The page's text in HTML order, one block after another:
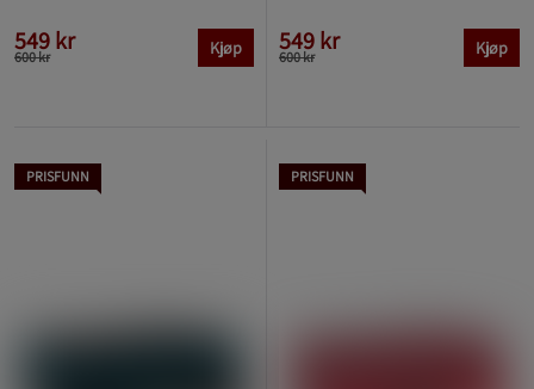
549 kr
600 kr Kjøp 549 kr
600 kr Kjøp
PRISFUNN PRISFUNN